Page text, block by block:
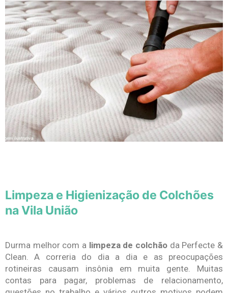
Limpeza e Higienização de Colchões
na Vila União
Durma melhor com a limpeza de colchão da Perfecte &
Clean. A correria do dia a dia e as preocupações
rotineiras causam insônia em muita gente. Muitas
contas para pagar, problemas de relacionamento,